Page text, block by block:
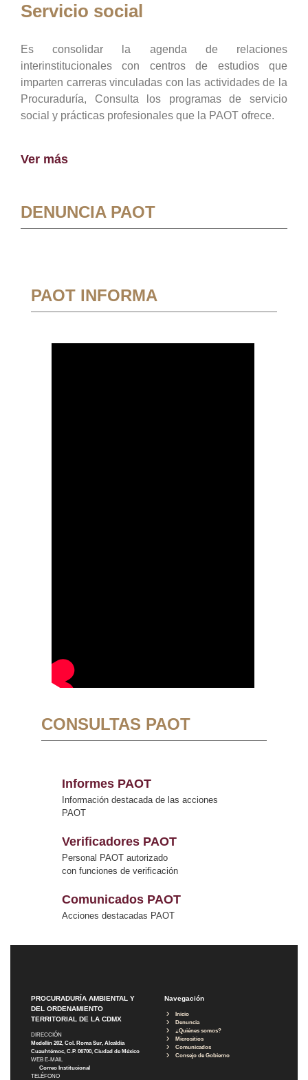
Servicio social
Es consolidar la agenda de relaciones
interinstitucionales con centros de estudios que
imparten carreras vinculadas con las actividades de la
Procuraduría, Consulta los programas de servicio
social y prácticas profesionales que la PAOT ofrece.
Ver más
DENUNCIA PAOT
PAOT INFORMA
CONSULTAS PAOT
Informes PAOT
Información destacada de las acciones
PAOT
Verificadores PAOT
Personal PAOT autorizado
con funciones de verificación
Comunicados PAOT
Acciones destacadas PAOT
PROCURADURÍA AMBIENTAL Y
DEL ORDENAMIENTO
TERRITORIAL DE LA CDMX
DIRECCIÓN
Medellín 202, Col. Roma Sur, Alcaldía
Cuauhtémoc, C.P. 06700, Ciudad de México
WEB E-MAIL
Correo Institucional
TELÉFONO
Navegación
Inicio
Denuncia
¿Quiénes somos?
Micrositios
Comunicados
Consejo de Gobierno